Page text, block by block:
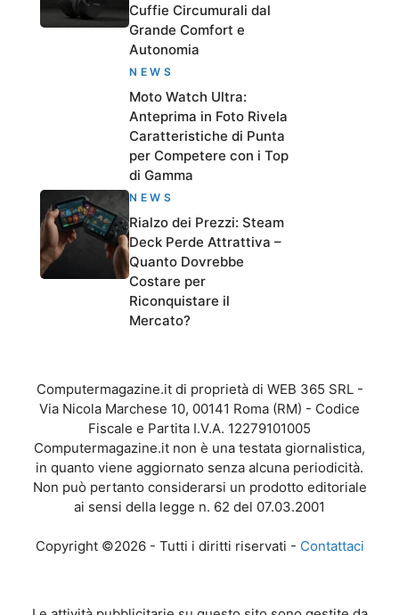
Cuffie Circumurali dal
Grande Comfort e
Autonomia
NEWS
Moto Watch Ultra:
Anteprima in Foto Rivela
Caratteristiche di Punta
per Competere con i Top
di Gamma
NEWS
Rialzo dei Prezzi: Steam
Deck Perde Attrattiva –
Quanto Dovrebbe
Costare per
Riconquistare il
Mercato?
Computermagazine.it di proprietà di WEB 365 SRL -
Via Nicola Marchese 10, 00141 Roma (RM) - Codice
Fiscale e Partita I.V.A. 12279101005
Computermagazine.it non è una testata giornalistica,
in quanto viene aggiornato senza alcuna periodicità.
Non può pertanto considerarsi un prodotto editoriale
ai sensi della legge n. 62 del 07.03.2001
Copyright ©2026 - Tutti i diritti riservati - Contattaci